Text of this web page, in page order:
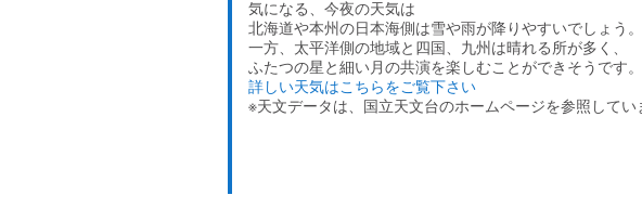
気になる、今夜の天気は
北海道や本州の日本海側は雪や雨が降りやすいでしょう。
一方、太平洋側の地域と四国、九州は晴れる所が多く、
ふたつの星と細い月の共演を楽しむことができそうです。
詳しい天気はこちらをご覧下さい
※天文データは、国立天文台のホームページを参照してい